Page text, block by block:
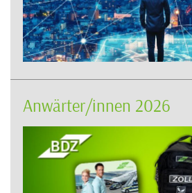
Anwärter/innen 2026